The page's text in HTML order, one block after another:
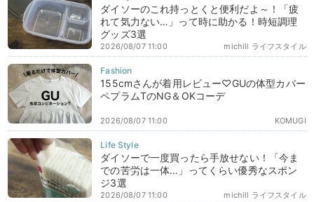
ダイソーのこれ持っとくと便利だよ～！「疲
れて気力ない…」って時に助かる！時短調理
グッズ3選
michill ライフスタイル
2026/08/07 11:00
155cmさんが着用レビュー♡GUの体型カバー
ペプラムTのNG＆OKコーデ
KOMUGI
2026/08/07 11:00
ダイソーで一度買ったら手放せない！「今ま
での苦労は一体…」ってくらい優秀なスポン
ジ3選
michill ライフスタイル
2026/08/07 11:00